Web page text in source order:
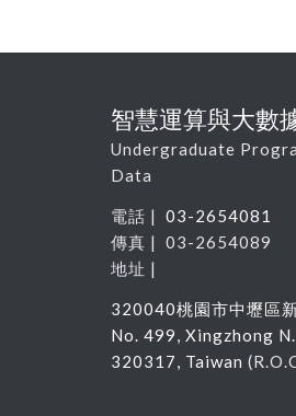
智慧運算與大數
Undergraduate
Data
電話 | 03-2654081
傳真 | 03-2654089
地址 |
320040桃園市中壢區
No. 499, Xingzhong
320317, Taiwan